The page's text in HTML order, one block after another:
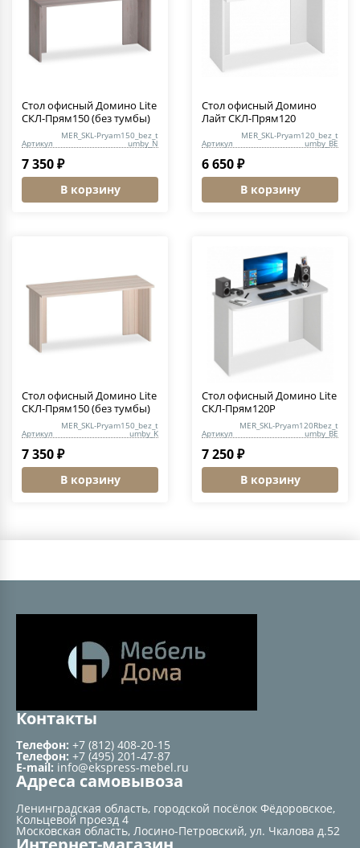
Стол офисный Домино Lite
СКЛ-Прям150 (без тумбы)
Артикул
MER_SKL-Pryam150_bez_t
umby_N
7 350 ₽
В корзину
Стол офисный Домино
Лайт СКЛ-Прям120
Артикул
MER_SKL-Pryam120_bez_t
umby_BE
6 650 ₽
В корзину
Стол офисный Домино Lite
СКЛ-Прям150 (без тумбы)
Артикул
MER_SKL-Pryam150_bez_t
umby_K
7 350 ₽
В корзину
Стол офисный Домино Lite
СКЛ-Прям120Р
Артикул
MER_SKL-Pryam120Rbez_t
umby_BE
7 250 ₽
В корзину
Контакты
Телефон: +7 (812) 408-20-15
Телефон: +7 (495) 201-47-87
E-mail: info@ekspress-mebel.ru
Адреса самовывоза
Ленинградская область, городской посёлок Фёдоровское,
Кольцевой проезд 4
Московская область, Лосино-Петровский, ул. Чкалова д.52